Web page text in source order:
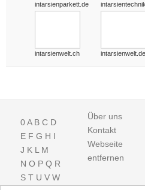
intarsienparkett.de
intarsienwelt.ch intarsienwelt.de
0A B C D
E F G H I
J K L M
N O P Q R
S T U V W
Über uns
Kontakt
Webseite
entfernen